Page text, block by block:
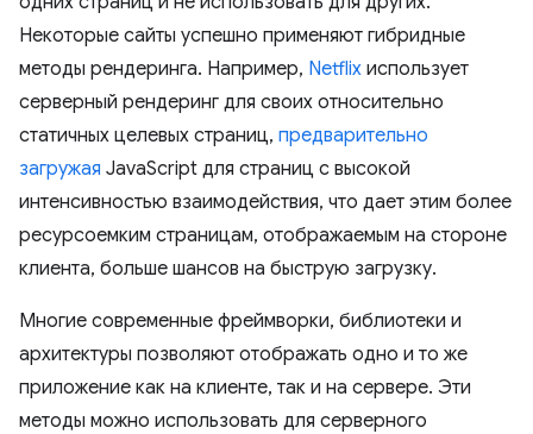
Некоторые сайты успешно применяют гибридные
методы рендеринга. Например, Netflix использует
серверный рендеринг для своих относительно
статичных целевых страниц, предварительно
загружая JavaScript для страниц с высокой
интенсивностью взаимодействия, что дает этим более
ресурсоемким страницам, отображаемым на стороне
клиента, больше шансов на быструю загрузку.
Многие современные фреймворки, библиотеки и
архитектуры позволяют отображать одно и то же
приложение как на клиенте, так и на сервере. Эти
методы можно использовать для серверного